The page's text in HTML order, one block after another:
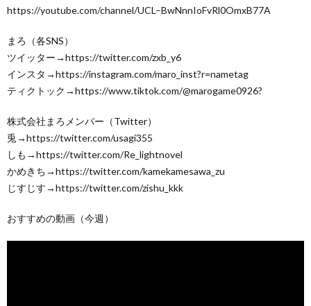
https://youtube.com/channel/UCL–BwNnnIoFvRl0OmxB77A
まろ（各SNS）
ツイッター→https://twitter.com/zxb_y6
インスタ→https://instagram.com/maro_inst?r=nametag
ティクトック→https://www.tiktok.com/@marogame0926?
株式会社まろメンバー（Twitter）
兎→https://twitter.com/usagi355
しも→https://twitter.com/Re_lightnovel
かめきち→https://twitter.com/kamekamesawa_zu
じすじす→https://twitter.com/zishu_kkk
おすすめの動画（今週）